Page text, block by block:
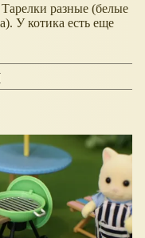
разные (белые
У котика есть еще